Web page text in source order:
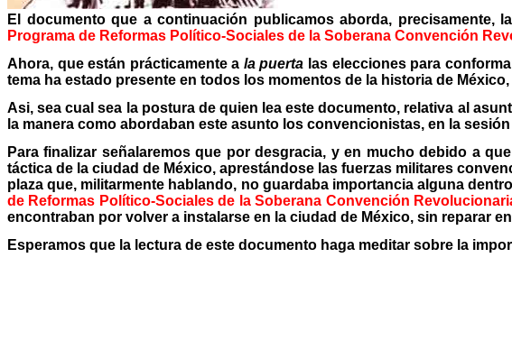
El documento que a continuación publicamos aborda, precisamente,
Programa de Reformas Político-Sociales de la Soberana Convención
Ahora, que están prácticamente a la puerta las elecciones para
tema ha estado presente en todos los momentos de la historia de
Asi, sea cual sea la postura de quien lea este documento, relativa al
la manera como abordaban este asunto los convencionistas, en la
Para finalizar señalaremos que por desgracia, y en mucho debido a
táctica de la ciudad de México, aprestándose las fuerzas militares
plaza que, militarmente hablando, no guardaba importancia alguna
de Reformas Político-Sociales de la Soberana Convención
encontraban por volver a instalarse en la ciudad de México, sin reparar
Esperamos que la lectura de este documento haga meditar sobre la